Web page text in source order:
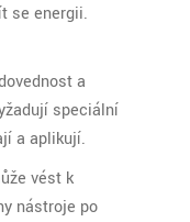
se energii.
a
speciální
a aplikují.
vést k
nástroje po